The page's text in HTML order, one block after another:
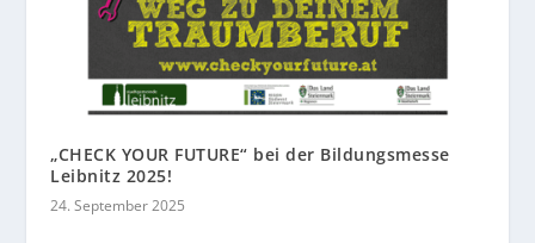
„CHECK YOUR FUTURE“ bei der Bildungsmesse
Leibnitz 2025!
24. September 2025